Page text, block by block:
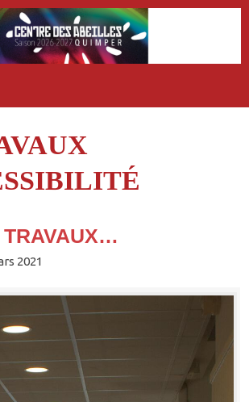
TRAVAUX…
2021